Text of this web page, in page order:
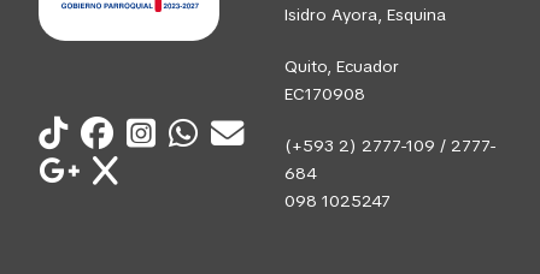
Isidro Ayora, Esquina
Quito, Ecuador
EC170908
(+593 2) 2777-109 / 2777-
684
098 1025247